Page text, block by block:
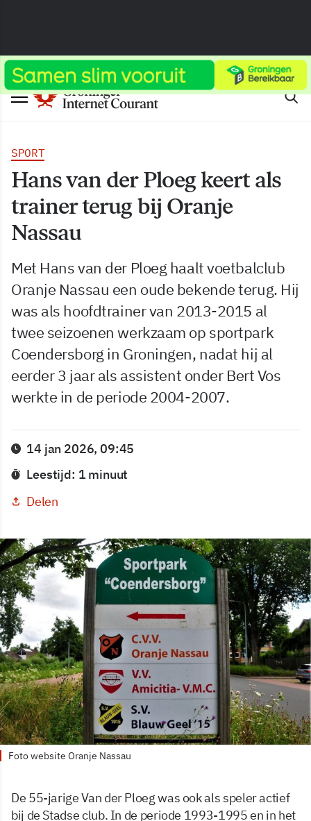
SPORT
Hans van der Ploeg keert als
trainer terug bij Oranje
Nassau
Met Hans van der Ploeg haalt voetbalclub
Oranje Nassau een oude bekende terug. Hij
was als hoofdtrainer van 2013-2015 al
twee seizoenen werkzaam op sportpark
Coendersborg in Groningen, nadat hij al
eerder 3 jaar als assistent onder Bert Vos
werkte in de periode 2004-2007.
14 jan 2026, 09:45
Leestijd: 1 minuut
Delen
Foto website Oranje Nassau
De 55-jarige Van der Ploeg was ook als speler actief
bij de Stadse club. In de periode 1993-1995 en in het